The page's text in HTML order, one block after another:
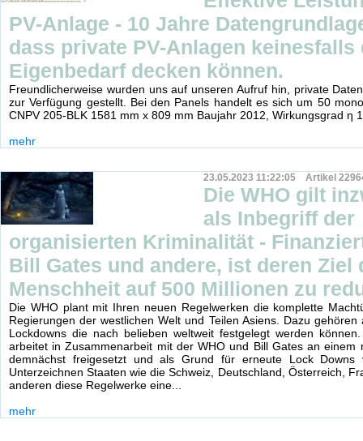
PV-Anlage - 10 Jahre
dass private PV-Anlagen keinesfalls
Eigenbedarf decken können.
Freundlicherweise wurden uns auf unseren Aufruf hin, private
zur Verfügung gestellt. Bei den Panels handelt es sich um 50
CNPV 205-BLK 1581 mm x 809 mm Baujahr 2012, Wirkungsgrad η
mehr
23.05.2023 11:22:05 Artikel
Die WHO gilt
als Inbegriff der
organisierten Kriminalität -
Bill Gates und andere, ist deren Ziel
Menschheit auf 500 Millionen zu
Die WHO plant mit Ihren neuen Regelwerken die komplette
Regierungen der westlichen Welt und Teilen Asiens. Dazu gehören
Lockdowns die nach belieben weltweit festgelegt werden
arbeitet in Zusammenarbeit mit der WHO und Bill Gates an einem
demnächst freigesetzt und als Grund für erneute Lock Downs
Unterzeichnen Staaten wie die Schweiz, Deutschland, Österreich,
anderen diese Regelwerke eine...
mehr